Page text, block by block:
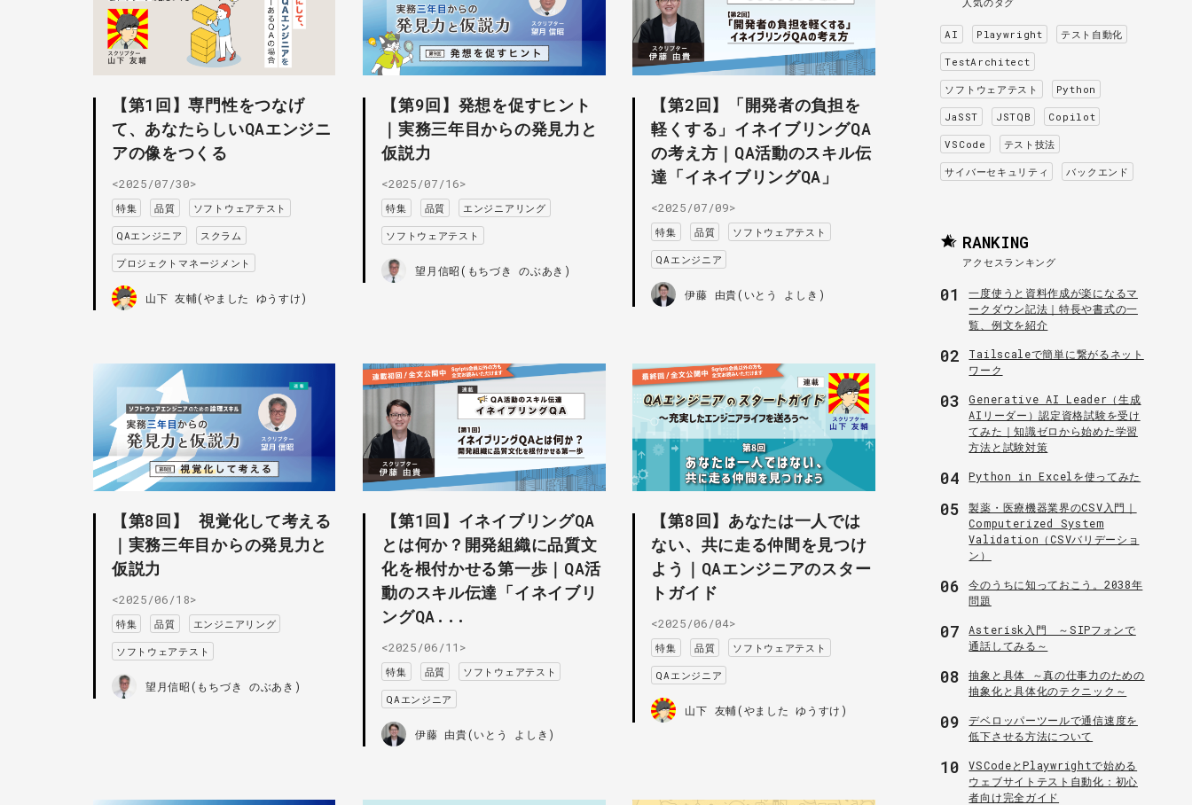
【第1回】専門性をつなげ
て、あなたらしいQAエンジニ
アの像をつくる
<2025/07/30>
特集 品質 ソフトウェアテスト
QAエンジニア スクラム
プロジェクトマネージメント
山下 友輔(やました ゆうすけ)
【第9回】発想を促すヒント
｜実務三年目からの発見力と
仮説力
<2025/07/16>
特集 品質 エンジニアリング
ソフトウェアテスト
望月信昭(もちづき のぶあき)
【第2回】「開発者の負担を
軽くする」イネイブリングQA
の考え方｜QA活動のスキル伝
達「イネイブリングQA」
<2025/07/09>
特集 品質 ソフトウェアテスト
QAエンジニア
伊藤 由貴(いとう よしき)
【第8回】 視覚化して考える
｜実務三年目からの発見力と
仮説力
<2025/06/18>
特集 品質 エンジニアリング
ソフトウェアテスト
望月信昭(もちづき のぶあき)
【第1回】イネイブリングQA
とは何か？開発組織に品質文
化を根付かせる第一歩｜QA活
動のスキル伝達「イネイブリ
ングQA...
<2025/06/11>
特集 品質 ソフトウェアテスト
QAエンジニア
伊藤 由貴(いとう よしき)
【第8回】あなたは一人では
ない、共に走る仲間を見つけ
よう｜QAエンジニアのスター
トガイド
<2025/06/04>
特集 品質 ソフトウェアテスト
QAエンジニア
山下 友輔(やました ゆうすけ)
AI Playwright テスト自動化
TestArchitect
ソフトウェアテスト Python
JaSST JSTQB Copilot
VSCode テスト技法
サイバーセキュリティ バックエンド
RANKING
アクセスランキング
01
一度使うと資料作成が楽になるマ
ークダウン記法｜特長や書式の一
覧、例文を紹介
02
Tailscaleで簡単に繋がるネット
ワーク
03
Generative AI Leader（生成
AIリーダー）認定資格試験を受け
てみた｜知識ゼロから始めた学習
方法と試験対策
04 Python in Excelを使ってみた
05
製薬・医療機器業界のCSV入門｜
Computerized System
Validation（CSVバリデーショ
ン）
06
今のうちに知っておこう。2038年
問題
07
Asterisk入門 ～SIPフォンで
通話してみる～
08
抽象と具体 ～真の仕事力のための
抽象化と具体化のテクニック～
09
デベロッパーツールで通信速度を
低下させる方法について
10
VSCodeとPlaywrightで始める
ウェブサイトテスト自動化：初心
者向け完全ガイド